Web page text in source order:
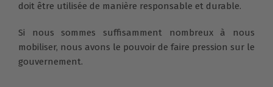
doit être utilisée de manière responsable et durable.
Si nous sommes suffisamment nombreux à nous
mobiliser, nous avons le pouvoir de faire pression sur le
gouvernement.